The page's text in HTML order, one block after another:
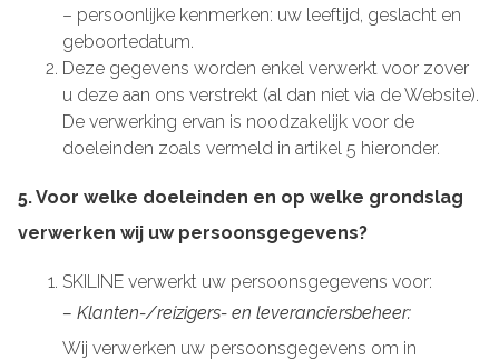
– persoonlijke kenmerken: uw leeftijd, geslacht en
geboortedatum.
Deze gegevens worden enkel verwerkt voor zover
u deze aan ons verstrekt (al dan niet via de Website).
De verwerking ervan is noodzakelijk voor de
doeleinden zoals vermeld in artikel 5 hieronder.
5. Voor welke doeleinden en op welke grondslag
verwerken wij uw persoonsgegevens?
SKILINE verwerkt uw persoonsgegevens voor:
– Klanten-/reizigers- en leveranciersbeheer:
Wij verwerken uw persoonsgegevens om in